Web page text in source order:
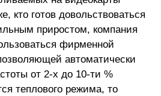
кто готов довольствоваться
приростом, компания
фирменной
автоматически
от 2-х до 10-ти %
теплового режима, то